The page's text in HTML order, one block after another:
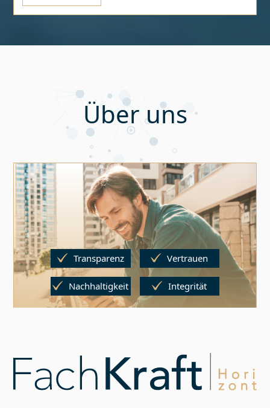
Über uns
Transparenz Vertrauen
Nachhaltigkeit Integrität